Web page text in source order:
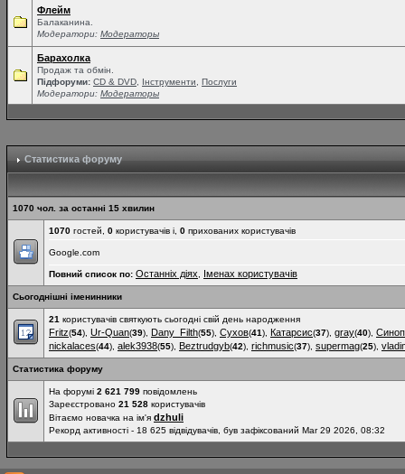
Флейм
Балаканина.
Модератори: Модераторы
Барахолка
Продаж та обмін.
Підфоруми: СD & DVD Інструменти
Послуги
Модератори: Модераторы
Статистика форуму
1070 чол. за останні 15 хвилин
1070 гостей, 0 користувачів і, 0 прихованих користувачів
Google.com
Повний список по: Останніх діях Іменах користувачів
Сьогоднішні іменинники
21 користувачів святкують сьогодні свій день народження
Fritz(54), Ur-Quan(39), Dany_Filth(55), Сухов(41), Катарсис(37), gray(40),
nickalaces(44), alek3938(55), Beztrudgyb(42), richmusic(37), supermag(25),
Статистика форуму
На форумі 2 621 799 повідомлень
Зареєстровано 21 528 користувачів
Вітаємо новачка на ім'я dzhuli
Рекорд активності - 18 625 відвідувачів, був зафіксований Mar 29 2026, 08:32